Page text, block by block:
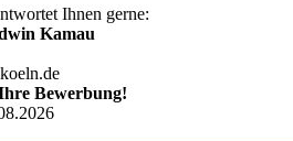
Ihnen gerne:
Kamau
Bewerbung!